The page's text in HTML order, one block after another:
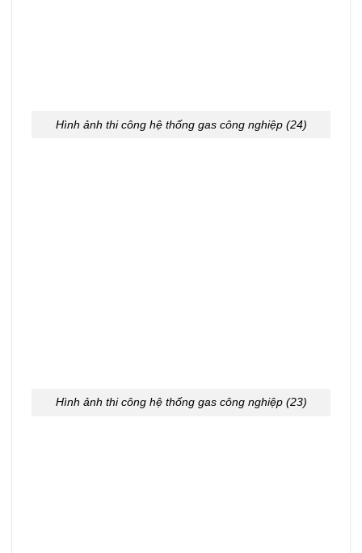
Hình ảnh thi công hệ thống gas công nghiệp (24)
Hình ảnh thi công hệ thống gas công nghiệp (23)